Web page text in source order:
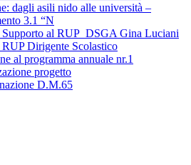
dagli asili nido alle università –
3.1 “N
al RUP_DSGA Gina Luciani
Dirigente Scolastico
al programma annuale nr.1
progetto
D.M.65